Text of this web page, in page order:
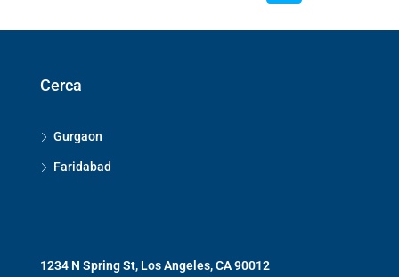
Cerca
Gurgaon
Faridabad
1234 N Spring St, Los Angeles, CA 90012